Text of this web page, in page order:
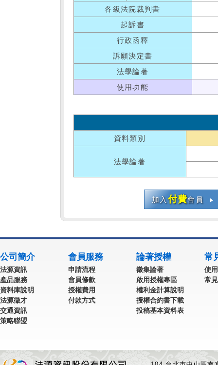
各級法院裁判書
起訴書
行政函釋
訴願決定書
法學論著
使用功能
資料類別
法學論著
加入付費會員
公司簡介
法源資訊
產品服務
資料庫說明
法源徵才
交通資訊
策略聯盟
會員服務
申請流程
會員條款
授權費用
付款方式
論著授權
徵集論著
啟用授權專區
權利金計算說明
授權合約書下載
投稿基本資料表
常
使
常